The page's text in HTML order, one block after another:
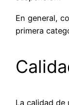
En general,
primera
La calidad de